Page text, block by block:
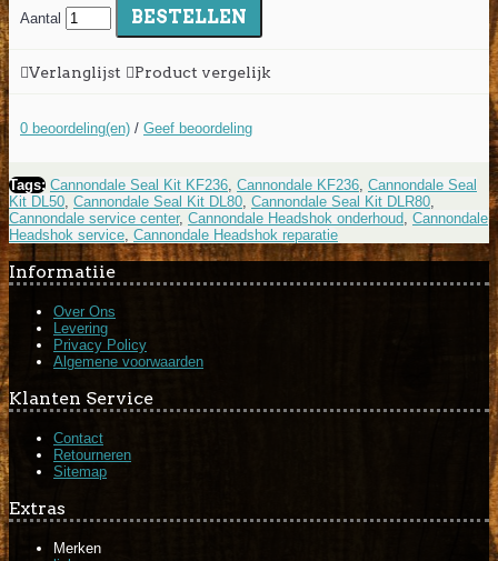
Aantal BESTELLEN
Verlanglijst Product vergelijk
0 beoordeling(en) / Geef beoordeling
Tags: Cannondale Seal Kit KF236 Cannondale KF236 Cannondale Seal
Kit DL50 Cannondale Seal Kit DL80 Cannondale Seal Kit DLR80
Cannondale service center, Cannondale Headshok onderhoud Cannondale
Headshok service Cannondale Headshok reparatie
Informatiie
Over Ons
Levering
Privacy Policy
Algemene voorwaarden
Klanten Service
Contact
Retourneren
Sitemap
Extras
Merken